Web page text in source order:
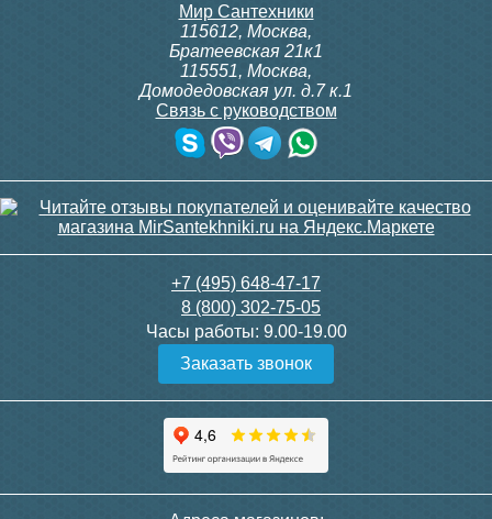
Мир Сантехники
115612, Москва,
Братеевская 21к1
115551, Москва,
Домодедовская ул. д.7 к.1
Связь с руководством
+7 (495) 648-47-17
8 (800) 302-75-05
Часы работы: 9.00-19.00
Заказать звонок